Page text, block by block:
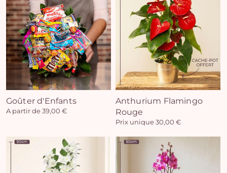
Goûter d'Enfants
A partir de 39,00 €
Anthurium Flamingo
Rouge
Prix unique 30,00 €